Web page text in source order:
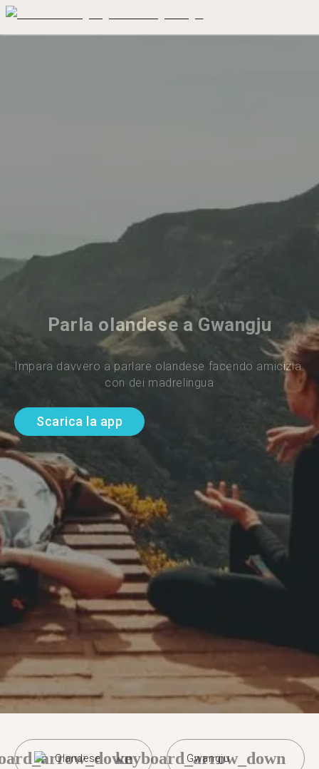
Parla olandese a Gwangju
Impara davvero a parlare olandese facendo amicizia
con dei madrelingua
Scarica la app
Olandese Gwangju
keyboard_arrow_down